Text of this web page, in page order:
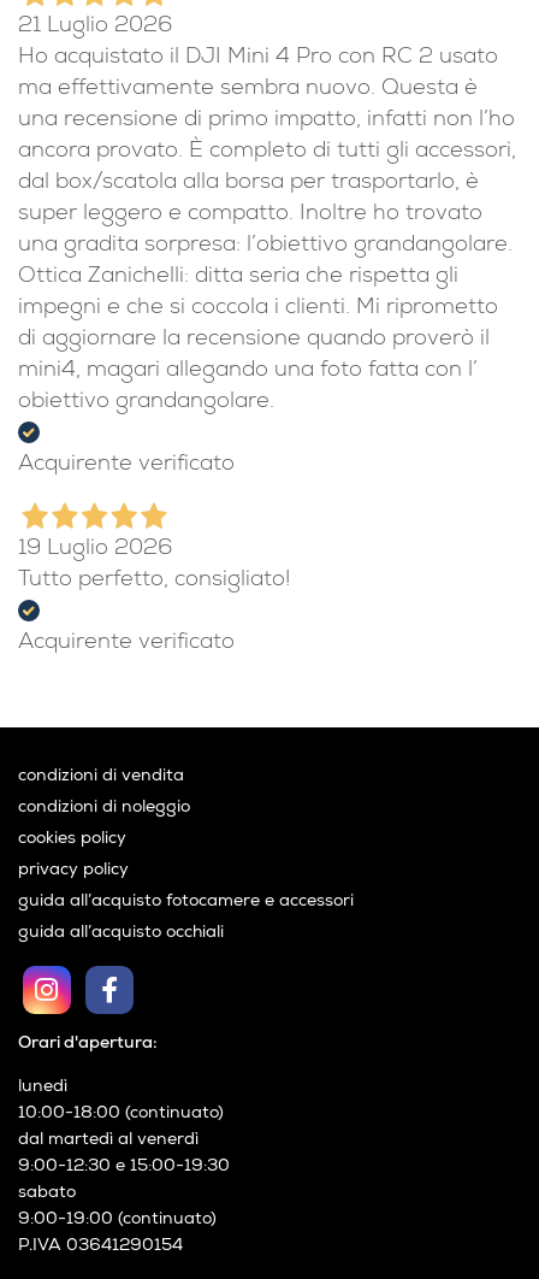
21 Luglio 2026
Ho acquistato il DJI Mini 4 Pro con RC 2 usato
ma effettivamente sembra nuovo. Questa è
una recensione di primo impatto, infatti non l’ho
ancora provato. È completo di tutti gli accessori,
dal box/scatola alla borsa per trasportarlo, è
super leggero e compatto. Inoltre ho trovato
una gradita sorpresa: l’obiettivo grandangolare.
Ottica Zanichelli: ditta seria che rispetta gli
impegni e che si coccola i clienti. Mi riprometto
di aggiornare la recensione quando proverò il
mini4, magari allegando una foto fatta con l’
obiettivo grandangolare.
Acquirente verificato
19 Luglio 2026
Tutto perfetto, consigliato!
Acquirente verificato
Orari d'apertura:
lunedì
10:00-18:00 (continuato)
dal martedì al venerdì
9:00-12:30 e 15:00-19:30
sabato
9:00-19:00 (continuato)
P.IVA 03641290154
condizioni di vendita
condizioni di noleggio
cookies policy
privacy policy
guida all’acquisto fotocamere e accessori
guida all’acquisto occhiali